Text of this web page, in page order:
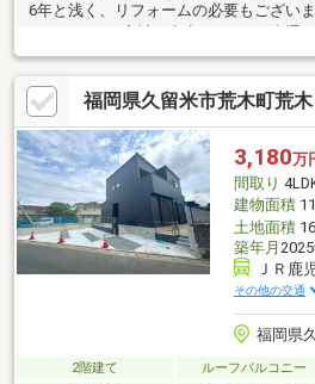
6年と浅く、リフォームの必要もござい
ますので、子育てやお子さんの通学も安
させて頂ければ魅力を感じて頂けると思
めポイント～・～・■りんごの木保育園
まで…徒歩14分■荒木中学校まで…徒歩5
荒木鷲塚店まで…徒歩4分これから新生
ったりのお家です♪まずはお気軽にお問
福岡県久留米市荒木町荒
3,180万
間取り
建物面積
土地面積
築年月
ＪＲ鹿
その他の交通
福岡県
2階建て ルーフバルコニー